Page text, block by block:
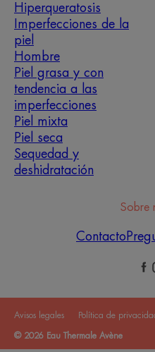
Hiperqueratosis
Imperfecciones de la
piel
Hombre
Piel grasa y con
tendencia a las
imperfecciones
Piel mixta
Piel seca
Sequedad y
deshidratación
Sobre
Contacto
Avisos legales Política de
© 2026 Eau Thermale Avène